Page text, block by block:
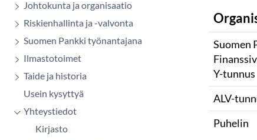
Johtokunta ja organisaatio
Riskienhallinta ja -valvonta
Suomen Pankki työnantajana
Ilmastotoimet
Taide ja historia
Usein kysyttyä
Yhteystiedot
Kirjasto
Suomen
Y-tunnus
ALV-
Puhelin